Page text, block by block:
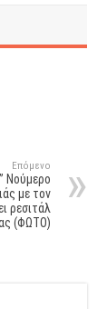
Επόμενο
Νούμερο
με τον
ρεσιτάλ
(ΦΩΤΟ)